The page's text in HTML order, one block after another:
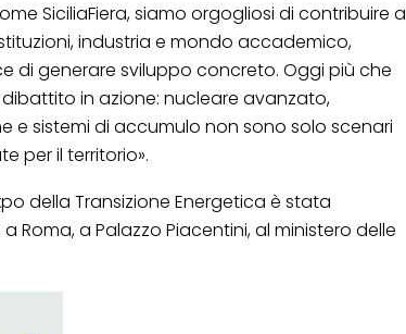
SiciliaFiera, siamo orgogliosi di contribuire a
industria e mondo accademico,
di generare sviluppo concreto. Oggi più che
in azione: nucleare avanzato,
e sistemi di accumulo non sono solo scenari
per il territorio».
della Transizione Energetica è stata
Roma, a Palazzo Piacentini, al ministero delle